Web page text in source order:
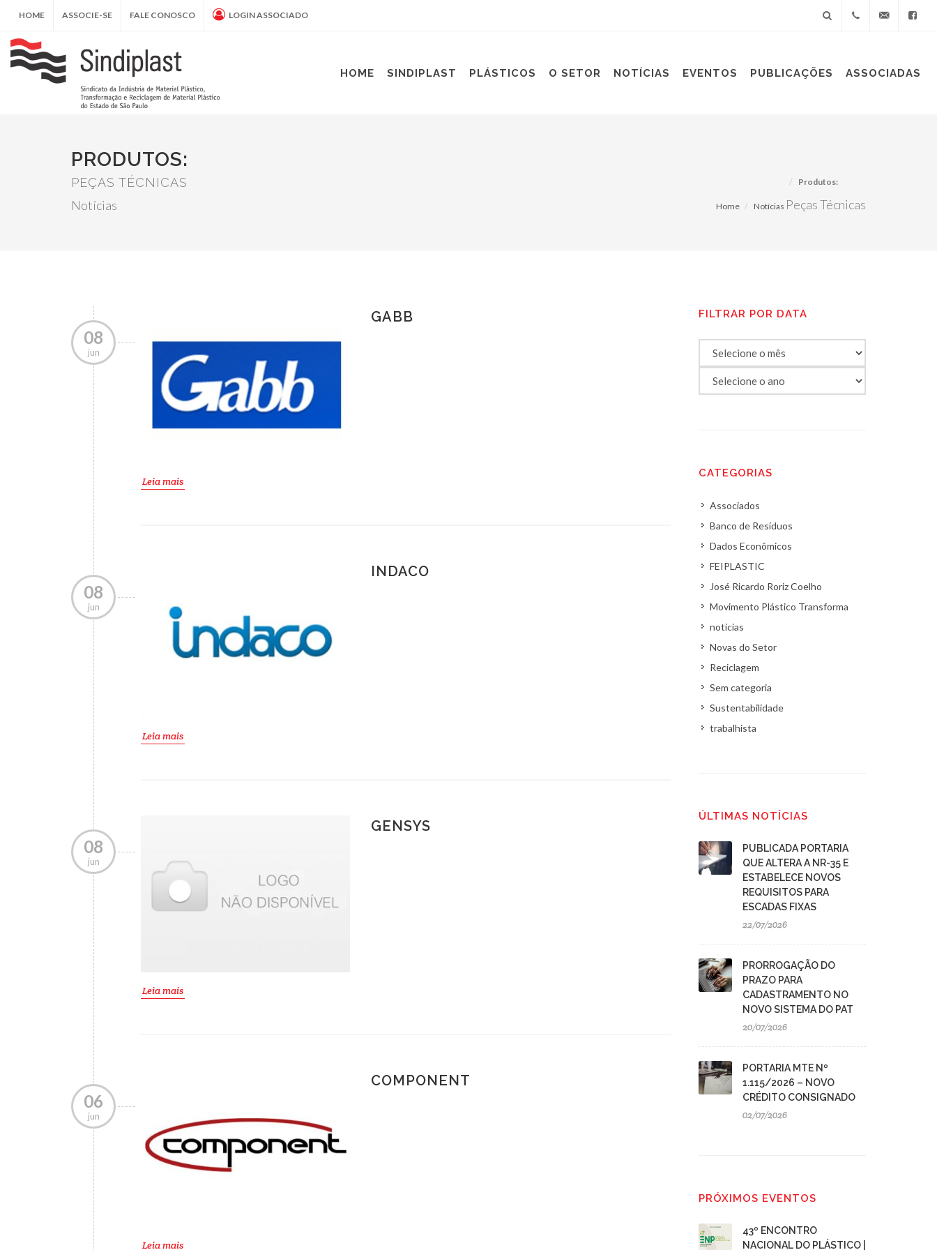
HOME ASSOCIE-SE FALE CONOSCO LOGIN ASSOCIADO
3060-
HOME SINDIPLAST PLÁSTICOS O SETOR NOTÍCIAS EVENTOS PUBLICAÇÕES ASSOCIADAS
PRODUTOS:
PEÇAS TÉCNICAS
Notícias Home Notícias
Produtos:
Peças Técnicas
08
jun
GABB
Leia mais
08
jun
INDACO
Leia mais
08
jun
GENSYS
Leia mais
06
jun
COMPONENT
Leia mais
FILTRAR POR DATA
CATEGORIAS
Associados
Banco de Resíduos
Dados Econômicos
FEIPLASTIC
José Ricardo Roriz Coelho
Movimento Plástico Transforma
noticias
Novas do Setor
Reciclagem
Sem categoria
Sustentabilidade
trabalhista
ÚLTIMAS NOTÍCIAS
PUBLICADA PORTARIA
QUE ALTERA A NR-35 E
ESTABELECE NOVOS
REQUISITOS PARA
ESCADAS FIXAS
22/07/2026
PRORROGAÇÃO DO
PRAZO PARA
CADASTRAMENTO NO
NOVO SISTEMA DO PAT
20/07/2026
PORTARIA MTE Nº
1.115/2026 – NOVO
CRÉDITO CONSIGNADO
02/07/2026
PRÓXIMOS EVENTOS
43º ENCONTRO
NACIONAL DO PLÁSTICO |